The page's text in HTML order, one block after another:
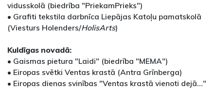
vidusskolā (biedrība "PriekamPrieks")
• Grafiti tekstila darbnīca Liepājas Katoļu pamatskolā
(Viesturs Holenders/HolisArts)
Kuldīgas novadā:
• Gaismas pietura "Laidi" (biedrība "MEMA")
• Eiropas svētki Ventas krastā (Antra Grīnberga)
• Eiropas dienas svinības "Ventas krastā vienoti dejā…"